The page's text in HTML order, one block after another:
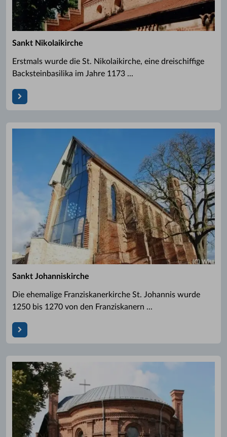
Sankt Nikolaikirche
Erstmals wurde die St. Nikolaikirche, eine dreischiffige
Backsteinbasilika im Jahre 1173 ...
Sankt Johanniskirche
Die ehemalige Franziskanerkirche St. Johannis wurde
1250 bis 1270 von den Franziskanern ...